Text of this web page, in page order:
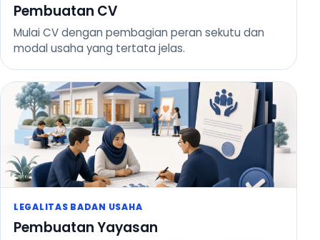
Pembuatan CV
Mulai CV dengan pembagian peran sekutu dan
modal usaha yang tertata jelas.
LEGALITAS BADAN USAHA
Pembuatan Yayasan